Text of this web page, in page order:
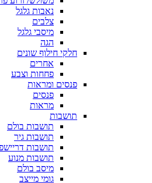
נאבות גלגל
צלבים
מיסבי גלגל
הגה
חלקי חילוף שונים
אחרים
פחחות וצבע
פנסים ומראות
פנסים
מראות
תושבות
תושבות בולם
תושבות גיר
תושבות
תושבות מנוע
מיסב בולם
גומי מייצב